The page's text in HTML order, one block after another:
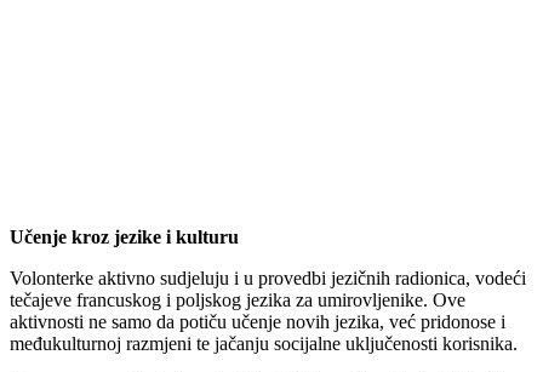
Učenje kroz jezike i kulturu
Volonterke aktivno sudjeluju i u provedbi jezičnih radionica, vodeći
tečajeve francuskog i poljskog jezika za umirovljenike. Ove
aktivnosti ne samo da potiču učenje novih jezika, već pridonose i
međukulturnoj razmjeni te jačanju socijalne uključenosti korisnika.